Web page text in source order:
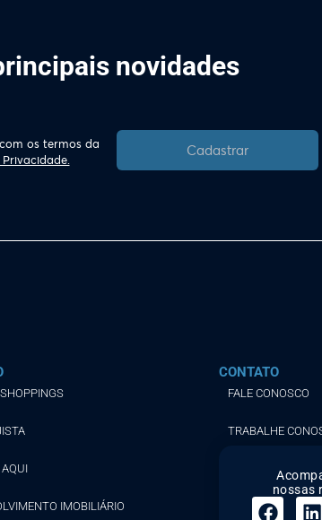
novidades
os termos da
Cadastrar
IMOBILIÁRIO
CONTATO
FALE CONOSCO
TRABALHE
nossas